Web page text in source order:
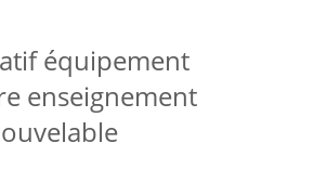
équipement
enseignement